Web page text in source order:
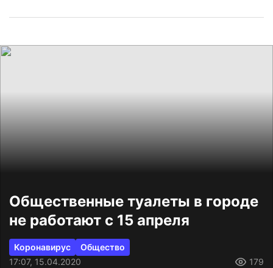
Общественные туалеты в городе
не работают с 15 апреля
Коронавирус
Общество
17:07, 15.04.2020
179